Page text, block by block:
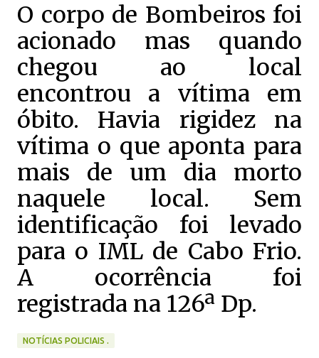
O corpo de Bombeiros foi
acionado mas quando
chegou ao local
encontrou a vítima em
óbito. Havia rigidez na
vítima o que aponta para
mais de um dia morto
naquele local. Sem
identificação foi levado
para o IML de Cabo Frio.
A ocorrência foi
registrada na 126ª Dp.
NOTÍCIAS POLICIAIS .